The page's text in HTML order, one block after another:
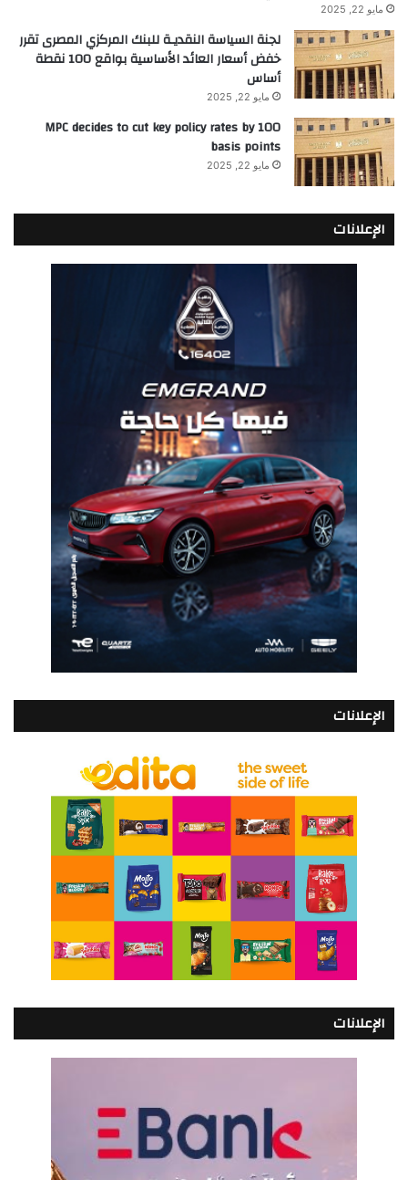
مايو 22, 2025
لجنة السياسة النقديـة للبنك المركزي المصرى تقرر
خفض أسعار العائد الأساسية بواقع 100 نقطة
أساس
مايو 22, 2025
MPC decides to cut key policy rates by 100
basis points
مايو 22, 2025
الإعلانات
الإعلانات
الإعلانات